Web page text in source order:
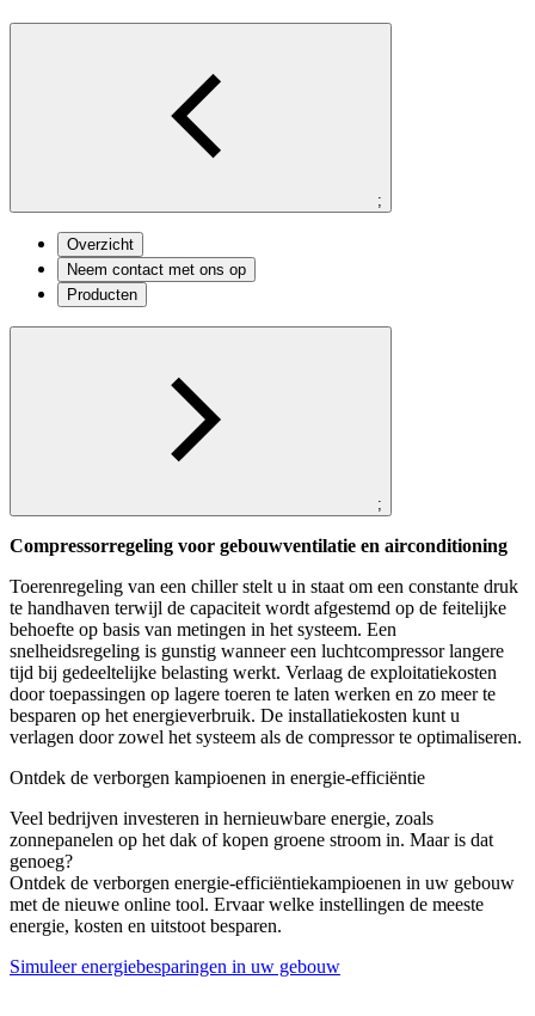
;
Overzicht
Neem contact met ons op
Producten
;
Compressorregeling voor gebouwventilatie en airconditioning
Toerenregeling van een chiller stelt u in staat om een constante druk
te handhaven terwijl de capaciteit wordt afgestemd op de feitelijke
behoefte op basis van metingen in het systeem. Een
snelheidsregeling is gunstig wanneer een luchtcompressor langere
tijd bij gedeeltelijke belasting werkt. Verlaag de exploitatiekosten
door toepassingen op lagere toeren te laten werken en zo meer te
besparen op het energieverbruik. De installatiekosten kunt u
verlagen door zowel het systeem als de compressor te optimaliseren.
Ontdek de verborgen kampioenen in energie-efficiëntie
Veel bedrijven investeren in hernieuwbare energie, zoals
zonnepanelen op het dak of kopen groene stroom in. Maar is dat
genoeg?
Ontdek de verborgen energie-efficiëntiekampioenen in uw gebouw
met de nieuwe online tool. Ervaar welke instellingen de meeste
energie, kosten en uitstoot besparen.
Simuleer energiebesparingen in uw gebouw